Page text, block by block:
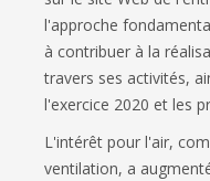
l'approche
à contribuer à la
travers ses activités,
l'exercice 2020 et les
L'intérêt pour l'air,
ventilation, a